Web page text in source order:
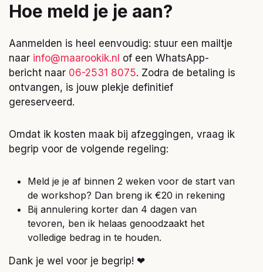
Hoe meld je je aan?
Aanmelden is heel eenvoudig: stuur een mailtje
naar info@maarookik.nl of een WhatsApp-
bericht naar 06-2531 8075. Zodra de betaling is
ontvangen, is jouw plekje definitief
gereserveerd.
Omdat ik kosten maak bij afzeggingen, vraag ik
begrip voor de volgende regeling:
Meld je je af binnen 2 weken voor de start van
de workshop? Dan breng ik €20 in rekening
Bij annulering korter dan 4 dagen van
tevoren, ben ik helaas genoodzaakt het
volledige bedrag in te houden.
Dank je wel voor je begrip! ❤